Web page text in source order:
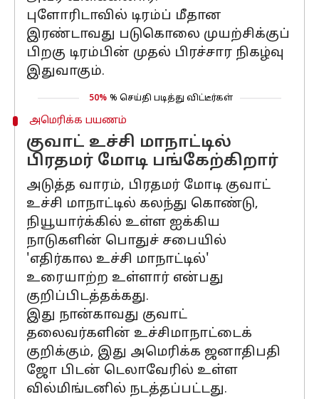
புளோரிடாவில் டிரம்ப் மீதான
இரண்டாவது படுகொலை முயற்சிக்குப்
பிறகு டிரம்பின் முதல் பிரச்சார நிகழ்வு
இதுவாகும்.
50% % செய்தி படித்து விட்டீர்கள்
அமெரிக்க பயணம்
குவாட் உச்சி மாநாட்டில்
பிரதமர் மோடி பங்கேற்கிறார்
அடுத்த வாரம், பிரதமர் மோடி குவாட்
உச்சி மாநாட்டில் கலந்து கொண்டு,
நியூயார்க்கில் உள்ள ஐக்கிய
நாடுகளின் பொதுச் சபையில்
'எதிர்கால உச்சி மாநாட்டில்'
உரையாற்ற உள்ளார் என்பது
குறிப்பிடத்தக்கது.
இது நான்காவது குவாட்
தலைவர்களின் உச்சிமாநாட்டைக்
குறிக்கும், இது அமெரிக்க ஜனாதிபதி
ஜோ பிடன் டெலாவேரில் உள்ள
வில்மிங்டனில் நடத்தப்பட்டது.